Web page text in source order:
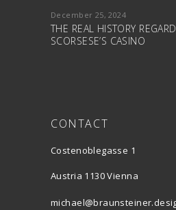
December 25, 2024
THE REAL HISTORY
SCORSESE’S CASINO
CONTACT
Costenoblegasse 1
Austria 1130 Vienna